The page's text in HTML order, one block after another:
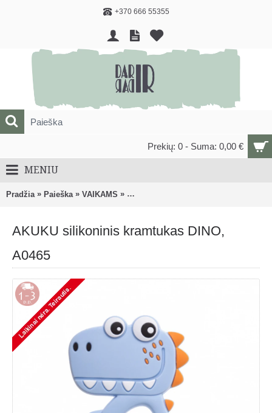
+370 666 55355
Prekių: 0 - Suma: 0,00 €
MENIU
Pradžia » Paieška » VAIKAMS » ČIULPTUKAI, KRAMTUKAI,
AKUKU silikoninis kramtukas DINO,
A0465